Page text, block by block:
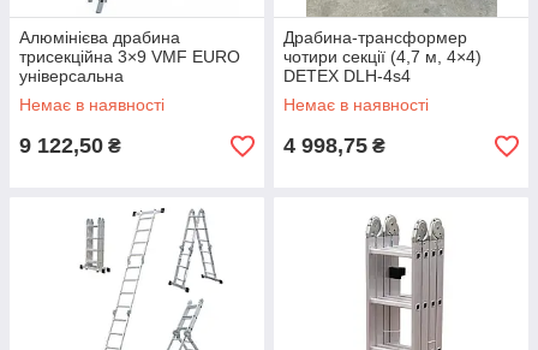
Алюмінієва драбина
трисекційна 3×9 VMF EURO
універсальна
Немає в наявності
9 122,50 ₴
Драбина-трансформер
чотири секції (4,7 м, 4×4)
DETEX DLH-4s4
Немає в наявності
4 998,75 ₴